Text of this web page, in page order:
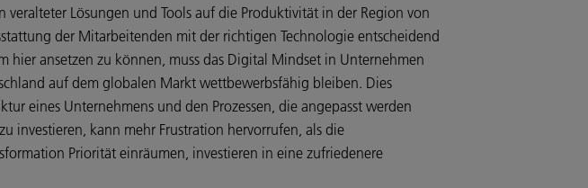
Lösungen und Tools auf die Produktivität in der Region von
der Mitarbeitenden mit der richtigen Technologie entscheidend
hier ansetzen zu können, muss das Digital Mindset in Unternehmen
auf dem globalen Markt wettbewerbsfähig bleiben. Dies
eines Unternehmens und den Prozessen, die angepasst werden
investieren, kann mehr Frustration hervorrufen, als die
Priorität einräumen, investieren in eine zufriedenere